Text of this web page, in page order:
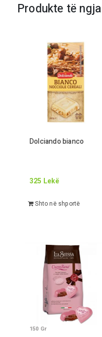
Produkte të
Dolciando bianco
325 Lekë
Shto në shportë
150 Gr